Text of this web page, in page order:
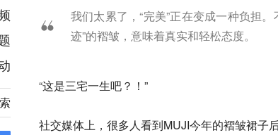
荐
我们太累了，“完美”正在变成一种负担
迹”的褶皱，意味着真实和轻松态度。
“这是三宅一生吧？！”
社交媒体上，很多人看到MUJI今年的褶皱裙子